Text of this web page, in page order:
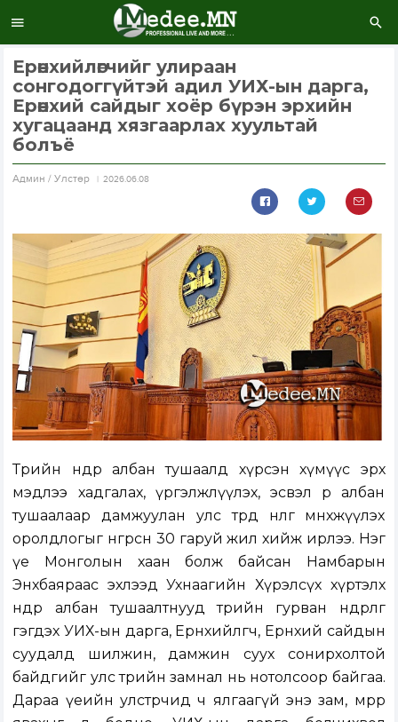
Ерөнхийлөгчийг улираан
сонгодоггүйтэй адил УИХ-ын дарга,
Ерөнхий сайдыг хоёр бүрэн эрхийн
хугацаанд хязгаарлах хуультай
болъё
Aдмин / Улстөр 2026.06.08
Төрийн өндөр албан тушаалд хүрсэн хүмүүс эрх
мэдлээ хадгалах, үргэлжлүүлэх, эсвэл өөр албан
тушаалаар дамжуулан улс төрд нөлөөгөө мөнхжүүлэх
оролдлогыг өнгөрсөн 30 гаруй жил хийж ирлээ. Нэг
үе Монголын хаан болж байсан Намбарын
Энхбаяраас эхлээд Ухнаагийн Хүрэлсүх хүртэлх
өндөр албан тушаалтнууд төрийн гурван өндөрлөг
гэгдэх УИХ-ын дарга, Ерөнхийлөгч, Ерөнхий сайдын
суудалд шилжин, дамжин суух сонирхолтой
байдгийг улс төрийн замнал нь нотолсоор байгаа.
Дараа үеийн улстөрчид ч ялгаагүй энэ зам, мөрөөр